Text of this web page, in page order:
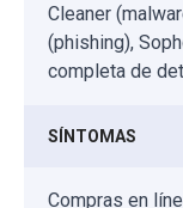
Cleaner
(phishing),
completa de
SÍNTOMAS
Compras en